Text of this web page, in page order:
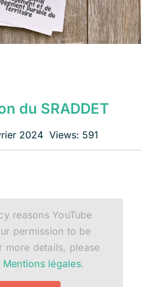
du SRADDET
2024 Views: 591
reasons YouTube
permission to be
more details, please
Mentions légales.